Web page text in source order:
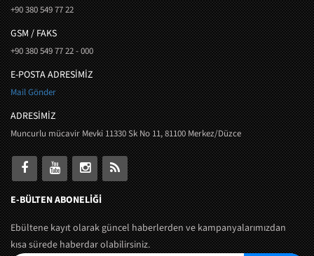
+90 380 549 77 22
GSM / FAKS
+90 380 549 77 22 - 000
E-POSTA ADRESİMİZ
Mail Gönder
ADRESİMİZ
Muncurlu mücavir Mevki 11330 Sk No 11, 81100 Merkez/Düzce
E-BÜLTEN ABONELİĞİ
Ebültene kayıt olarak güncel haberlerden ve kampanyalarımızdan
kısa sürede haberdar olabilirsiniz.